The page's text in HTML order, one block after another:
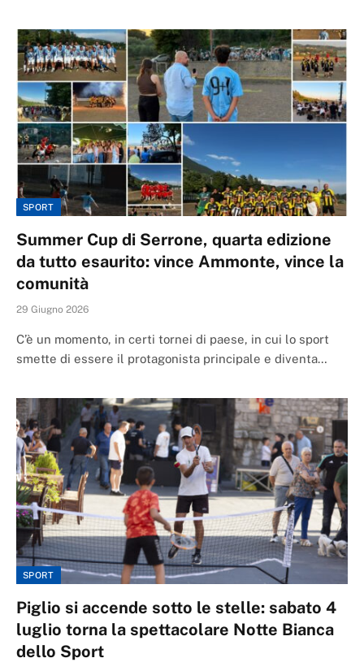
SPORT
Summer Cup di Serrone, quarta edizione
da tutto esaurito: vince Ammonte, vince la
comunità
29 Giugno 2026
C’è un momento, in certi tornei di paese, in cui lo sport
smette di essere il protagonista principale e diventa…
SPORT
Piglio si accende sotto le stelle: sabato 4
luglio torna la spettacolare Notte Bianca
dello Sport